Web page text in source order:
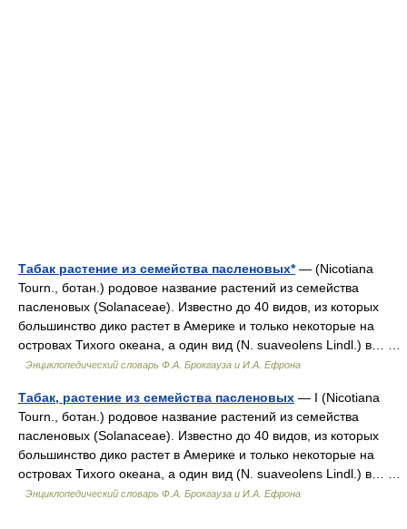
Табак растение из семейства пасленовых*— (Nicotiana
Tourn., ботан.) родовое название растений из семейства
пасленовых (Solanaceae). Известно до 40 видов, из которых
большинство дико растет в Америке и только некоторые на
островах Тихого океана, а один вид (N. suaveolens Lindl.) в… …
Энциклопедический словарь Ф.А. Брокгауза и И.А. Ефрона
Табак, растение из семейства пасленовых — I (Nicotiana
Tourn., ботан.) родовое название растений из семейства
пасленовых (Solanaceae). Известно до 40 видов, из которых
большинство дико растет в Америке и только некоторые на
островах Тихого океана, а один вид (N. suaveolens Lindl.) в… …
Энциклопедический словарь Ф.А. Брокгауза и И.А. Ефрона